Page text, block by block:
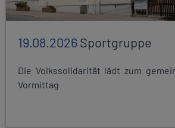
19.08.2026Sportgruppe
Die Volkssolidarität lädt zum
Vormittag